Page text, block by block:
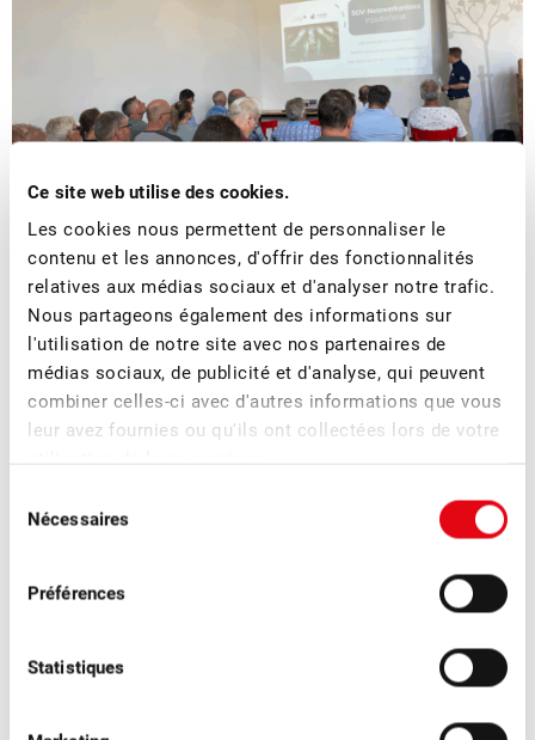
Ce site web utilise des cookies.
Les cookies nous permettent de personnaliser le
contenu et les annonces, d'offrir des fonctionnalités
relatives aux médias sociaux et d'analyser notre trafic.
Nous partageons également des informations sur
l'utilisation de notre site avec nos partenaires de
médias sociaux, de publicité et d'analyse, qui peuvent
combiner celles-ci avec d'autres informations que vous
leur avez fournies ou qu'ils ont collectées lors de votre
Nécessaires
Préférences
Statistiques
08.07.2026 ■ Association, Fruits à cidre, Fruits de transformation
Organisation réussie de l’évènement de
réseautage pour les cidreries suisses
L’évènement de réseautage pour les cidreries organisé à la
fin juin à Sursee par la FUS visait à favoriser l’échange au